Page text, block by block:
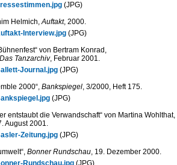
(JPG)
Helmich,Auftakt, 2000.
Interview.jpg (JPG)
von Bertram Konrad,
Tanzarchiv, Februar 2001.
Journal.jpg (JPG)
2000“, Bankspiegel, 3/2000, Heft 175.
(JPG)
entstaubt die Verwandschaft“ von Martina Wohlthat,
August 2001.
Zeitung.jpg (JPG)
Bonner Rundschau, 19. Dezember 2000.
Rundschau.jpg (JPG)